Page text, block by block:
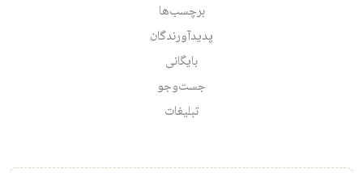
برچسب‌ها
پدیدآورندگان
بایگانی
جست‌وجو
تبلیغات